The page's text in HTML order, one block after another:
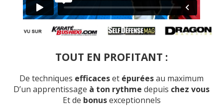
TOUT EN PROFITANT :
De techniques efficaceset épuréesau maximum
D’un apprentissage à ton rythme depuis chez vous
Et de bonusexceptionnels